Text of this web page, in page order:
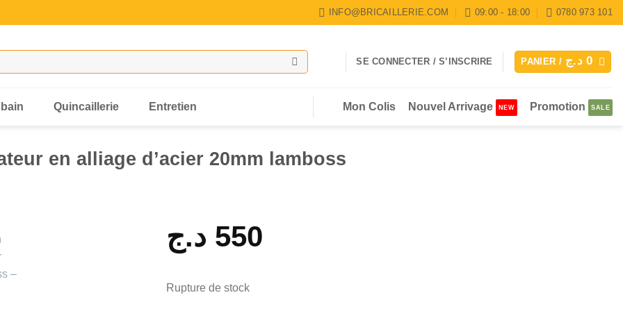
INFO@BRICAILLERIE.COM 09:00 - 18:00 0780 973 101
SE CONNECTER / S’INSCRIRE PANIER / 0 د.ج
Quincaillerie Entretien Mon Colis Nouvel Arrivage Promotion
en alliage d’acier 20mm lamboss
550 د.ج
Rupture de stock